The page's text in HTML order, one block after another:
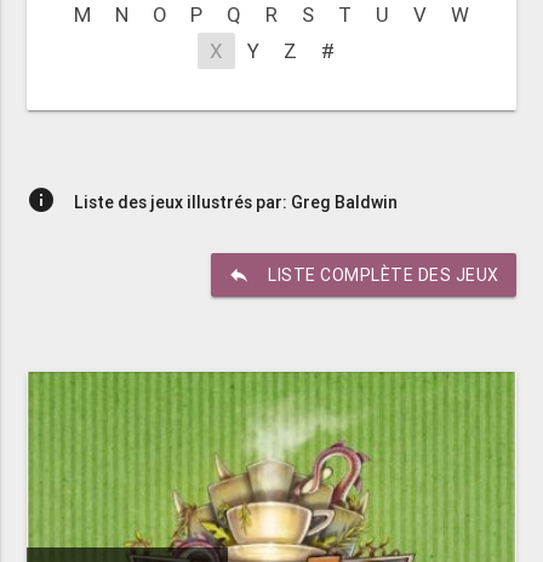
M
N O P Q R S T U V
W
X
Y Z #
info Liste des jeux illustrés par: Greg Baldwin
reply LISTE COMPLÈTE DES JEUX